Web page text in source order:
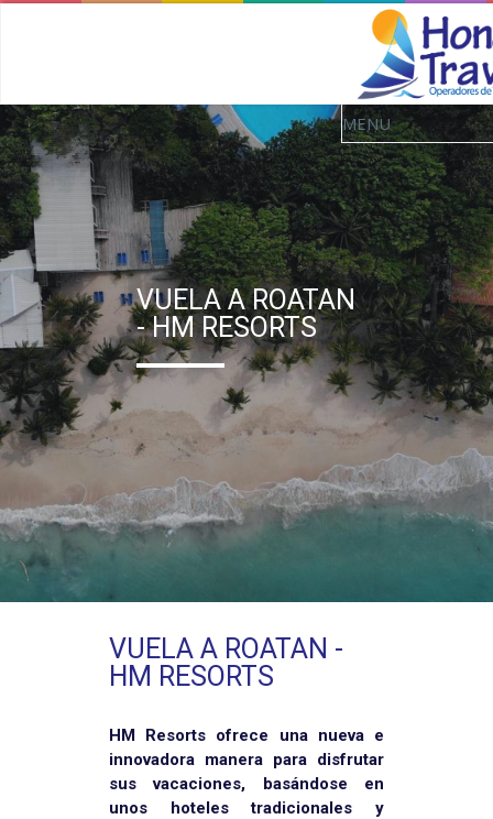
VUELA A ROATAN
- HM RESORTS
VUELA A ROATAN -
HM RESORTS
HM Resorts ofrece una nueva e
innovadora manera para disfrutar
sus vacaciones, basándose en
unos hoteles tradicionales y